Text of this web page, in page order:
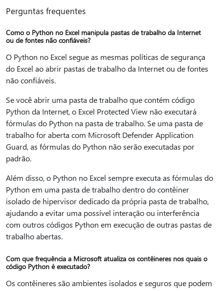
Perguntas frequentes
Como o Python no Excel manipula pastas de trabalho da Internet
ou de fontes não confiáveis?
O Python no Excel segue as mesmas políticas de segurança
do Excel ao abrir pastas de trabalho da Internet ou de fontes
não confiáveis.
Se você abrir uma pasta de trabalho que contém código
Python da Internet, o Excel Protected View não executará
fórmulas do Python na pasta de trabalho. Se uma pasta de
trabalho for aberta com Microsoft Defender Application
Guard, as fórmulas do Python não serão executadas por
padrão.
Além disso, o Python no Excel sempre executa as fórmulas do
Python em uma pasta de trabalho dentro do contêiner
isolado de hipervisor dedicado da própria pasta de trabalho,
ajudando a evitar uma possível interação ou interferência
com outros códigos Python em execução de outras pastas de
trabalho abertas.
Com que frequência a Microsoft atualiza os contêineres nos quais o
código Python é executado?
Os contêineres são ambientes isolados e seguros que podem